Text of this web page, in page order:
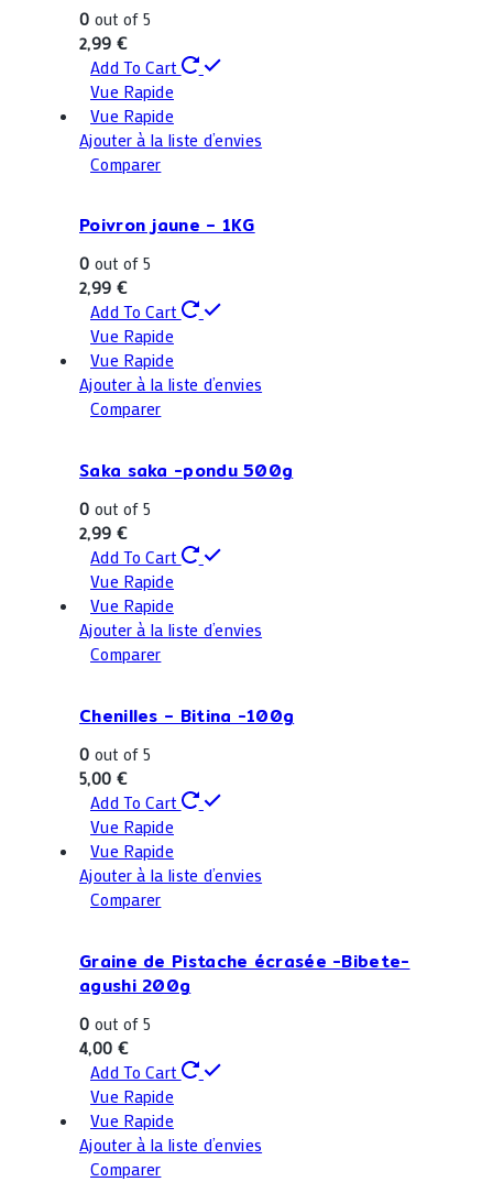
0 out of 5
2,99 €
Add To Cart
Vue Rapide
Vue Rapide
Ajouter à la liste d’envies
Comparer
Poivron jaune – 1KG
0 out of 5
2,99 €
Add To Cart
Vue Rapide
Vue Rapide
Ajouter à la liste d’envies
Comparer
Saka saka -pondu 500g
0 out of 5
2,99 €
Add To Cart
Vue Rapide
Vue Rapide
Ajouter à la liste d’envies
Comparer
Chenilles – Bitina -100g
0 out of 5
5,00 €
Add To Cart
Vue Rapide
Vue Rapide
Ajouter à la liste d’envies
Comparer
Graine de Pistache écrasée -Bibete-
agushi 200g
0 out of 5
4,00 €
Add To Cart
Vue Rapide
Vue Rapide
Ajouter à la liste d’envies
Comparer